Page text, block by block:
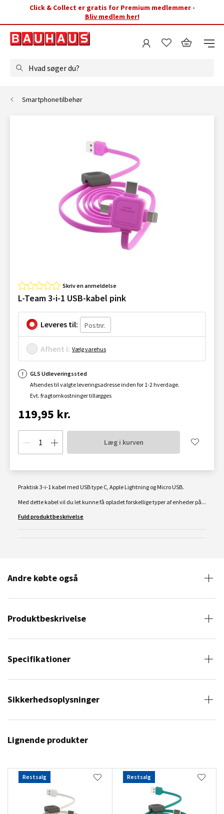
Click & Collect er gratis for Premium medlemmer -
Bliv medlem her!
Hvad søger du?
Smartphonetilbehør
Skriv en anmeldelse
L-Team 3-i-1 USB-kabel pink
Leveres til:
Afhent i: Vælg varehus
GLS Udleveringssted
Afsendes til valgte leveringsadresse inden for 1-2 hverdage.
Evt. fragtomkostninger tillægges
119,95 kr.
Læg i kurven
Praktisk 3-i-1 kabel med USB type C, Apple Lightning og Micro USB.
Med dette kabel vil du let kunne få opladet forskellige typer af enheder på...
Fuld produktbeskrivelse
Andre købte også
Produktbeskrivelse
Specifikationer
Sikkerhedsoplysninger
Lignende produkter
Restsalg Restsalg